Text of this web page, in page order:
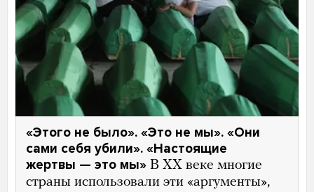
«Этого не было». «Это не мы». «Они
сами себя убили». «Настоящие
жертвы — это мы» В ХХ веке многие
страны использовали эти «аргументы»,